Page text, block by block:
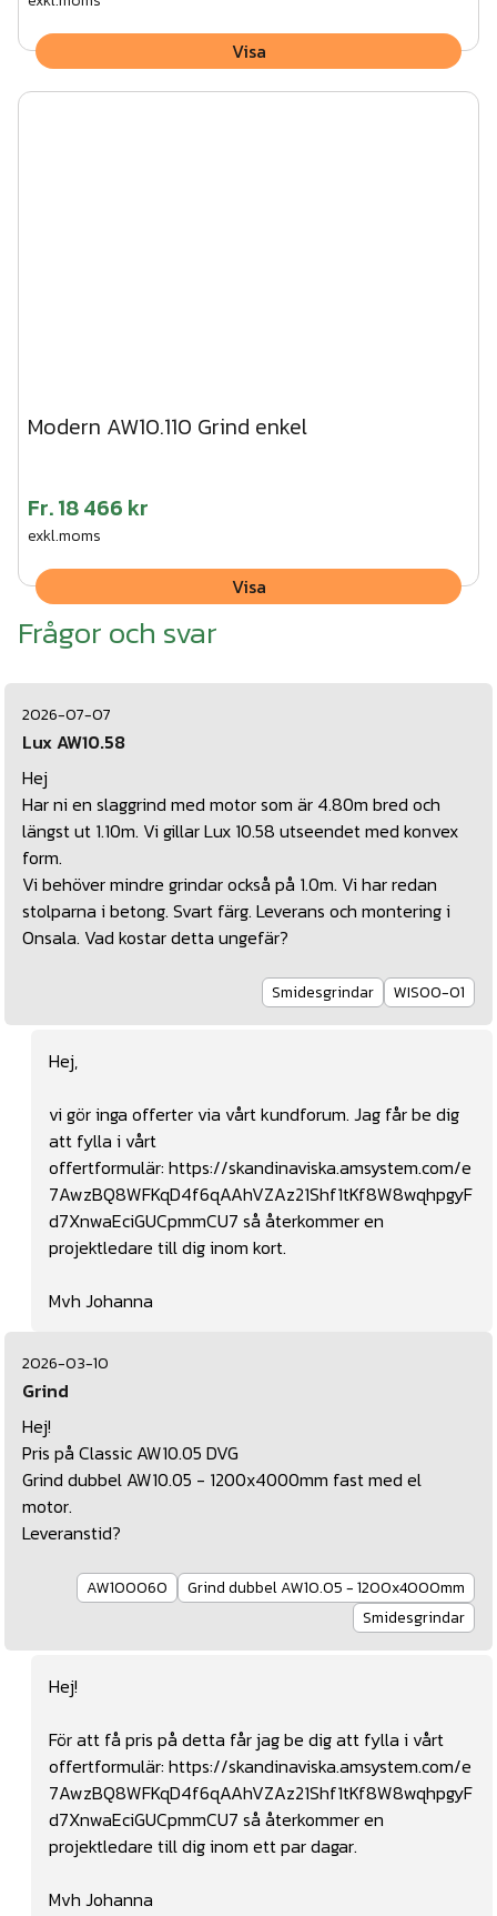
Visa
Modern AW10.110 Grind enkel
Fr.18 466 kr
exkl.moms
Visa
Frågor och svar
2026-07-07
Lux AW10.58
Hej
Har ni en slaggrind med motor som är 4.80m bred och
längst ut 1.10m. Vi gillar Lux 10.58 utseendet med konvex
form.
Vi behöver mindre grindar också på 1.0m. Vi har redan
stolparna i betong. Svart färg. Leverans och montering i
Onsala. Vad kostar detta ungefär?
Smidesgrindar WIS00-01
Hej,
vi gör inga offerter via vårt kundforum. Jag får be dig
att fylla i vårt
offertformulär: https://skandinaviska.amsystem.com/e
7AwzBQ8WFKqD4f6qAAhVZAz21Shf1tKf8W8wqhpgyF
d7XnwaEciGUCpmmCU7 så återkommer en
projektledare till dig inom kort.
Mvh Johanna
2026-03-10
Grind
Hej!
Pris på Classic AW10.05 DVG
Grind dubbel AW10.05 - 1200x4000mm fast med el
motor.
Leveranstid?
AW100060
Grind dubbel AW10.05 - 1200x4000mm
Smidesgrindar
Hej!
För att få pris på detta får jag be dig att fylla i vårt
offertformulär: https://skandinaviska.amsystem.com/e
7AwzBQ8WFKqD4f6qAAhVZAz21Shf1tKf8W8wqhpgyF
d7XnwaEciGUCpmmCU7 så återkommer en
projektledare till dig inom ett par dagar.
Mvh Johanna